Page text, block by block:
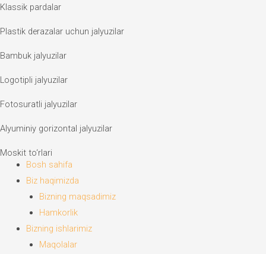
Klassik pardalar
Plastik derazalar uchun jalyuzilar
Bambuk jalyuzilar
Logotipli jalyuzilar
Fotosuratli jalyuzilar
Alyuminiy gorizontal jalyuzilar
Moskit to‘rlari
Bosh sahifa
Biz haqimizda
Bizning maqsadimiz
Hamkorlik
Bizning ishlarimiz
Maqolalar